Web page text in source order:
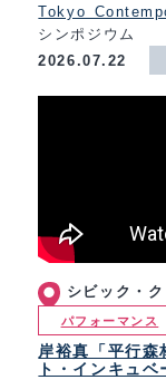
Tokyo
シンポジウム
2026.07.22
シビック・
パフォーマンス
岸裕真「平行
ト・インキュ